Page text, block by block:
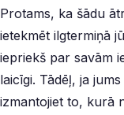
Protams, ka šādu
ietekmēt ilgtermiņā
iepriekš par savām
laicīgi. Tādēļ, ja
izmantojiet to, kurā